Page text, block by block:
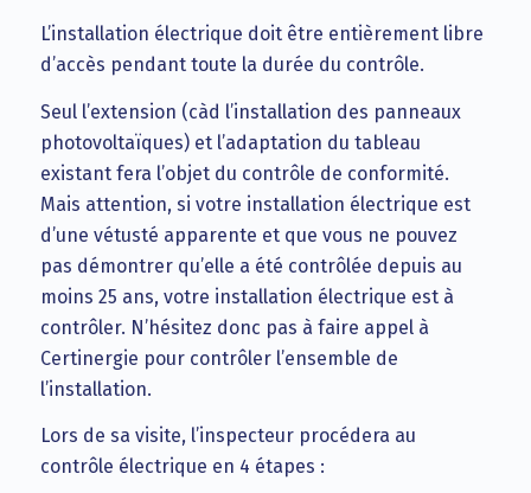
L’installation électrique doit être entièrement libre
d’accès pendant toute la durée du contrôle.
Seul l’extension (càd l’installation des panneaux
photovoltaïques) et l’adaptation du tableau
existant fera l’objet du contrôle de conformité.
Mais attention, si votre installation électrique est
d’une vétusté apparente et que vous ne pouvez
pas démontrer qu’elle a été contrôlée depuis au
moins 25 ans, votre installation électrique est à
contrôler. N’hésitez donc pas à faire appel à
Certinergie pour contrôler l’ensemble de
l’installation.
Lors de sa visite, l’inspecteur procédera au
contrôle électrique en 4 étapes :